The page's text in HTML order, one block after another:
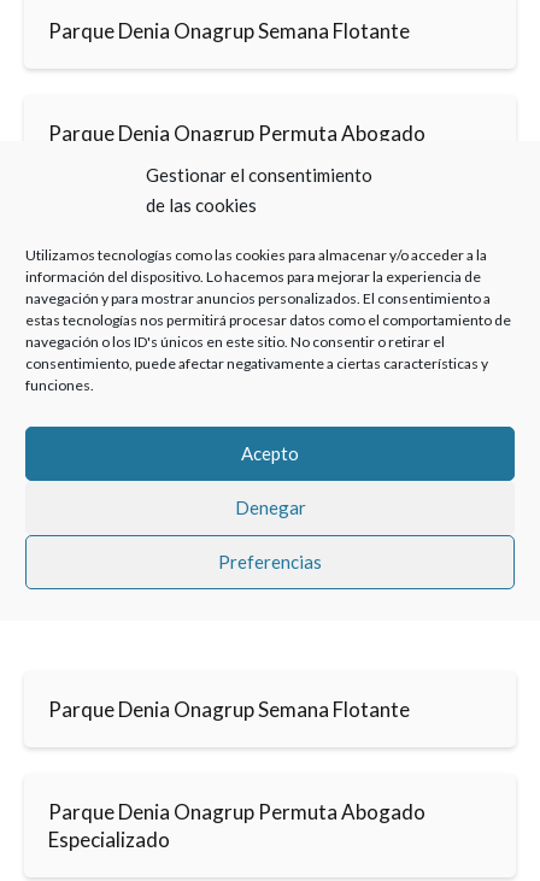
Gestionar el consentimiento
de las cookies
Utilizamos tecnologías como las cookies para almacenar y/o acceder a la
información del dispositivo. Lo hacemos para mejorar la experiencia de
navegación y para mostrar anuncios personalizados. El consentimiento a
estas tecnologías nos permitirá procesar datos como el comportamiento de
navegación o los ID's únicos en este sitio. No consentir o retirar el
consentimiento, puede afectar negativamente a ciertas características y
funciones.
Acepto
Denegar
Preferencias
Parque Denia Onagrup Semana Flotante
Parque Denia Onagrup Permuta Abogado
Haz clic para aceptar cookies de marketing y
permitir este contenido
Parque Denia Onagrup Semana Flotante
Parque Denia Onagrup Permuta Abogado
Especializado